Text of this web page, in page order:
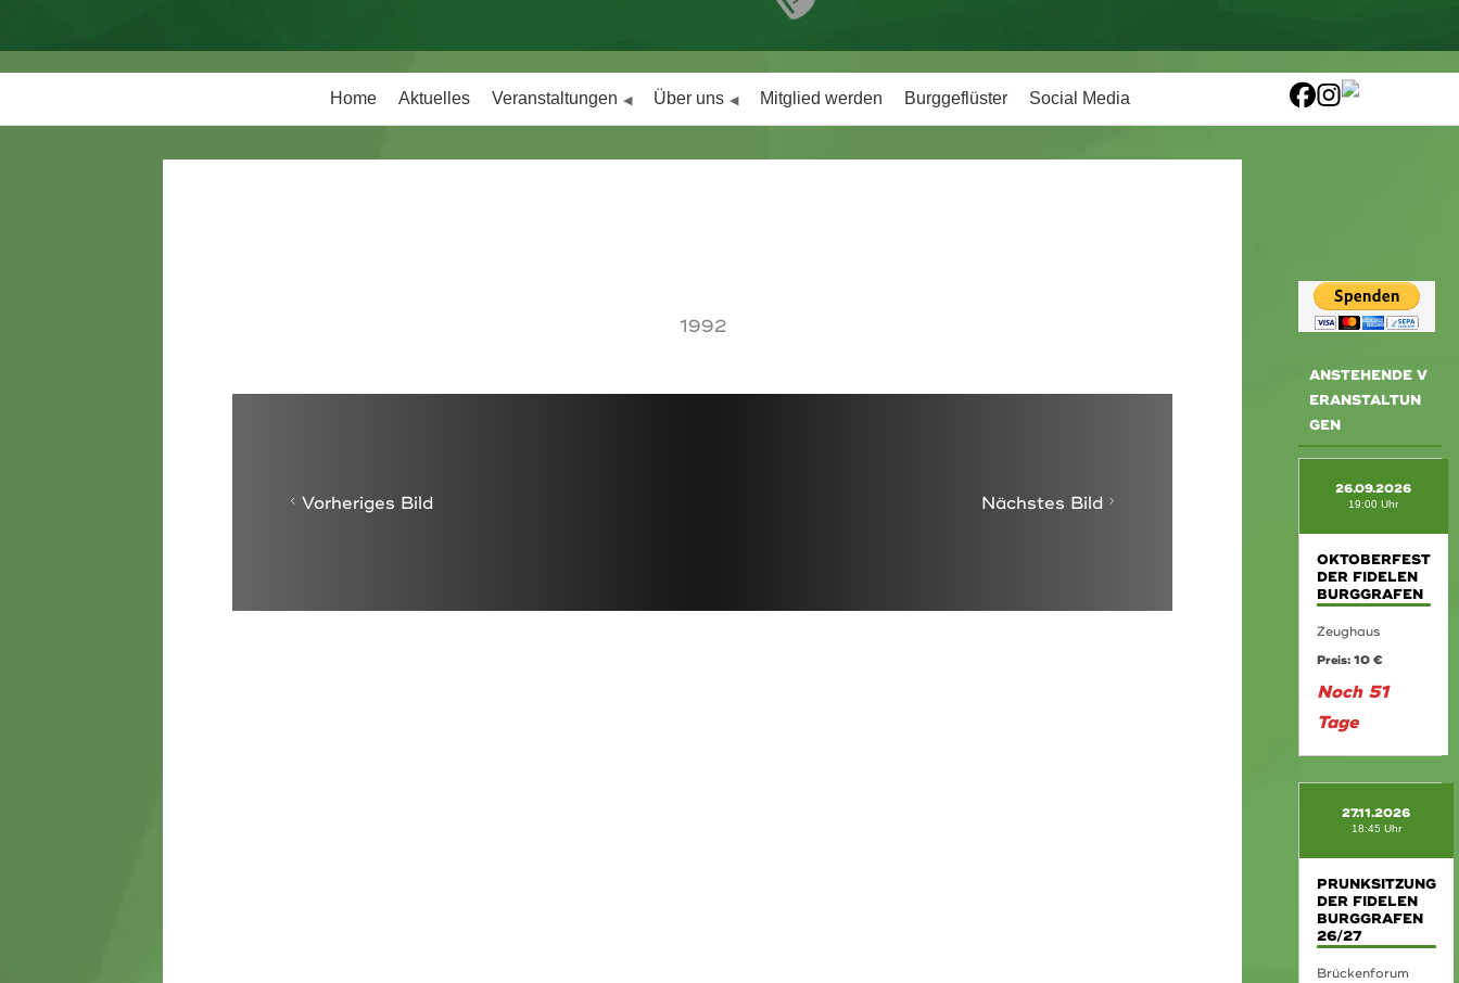
Home Aktuelles Veranstaltungen Über uns Mitglied werden Burggeflüster Social Media
1992
Vorheriges Bild Nächstes Bild
ANSTEHENDE V
ERANSTALTUN
GEN
26.09.2026
19:00 Uhr
OKTOBERFEST
DER FIDELEN
BURGGRAFEN
Zeughaus
Preis: 10 €
Noch 51
Tage
27.11.2026
18:45 Uhr
PRUNKSITZUNG
DER FIDELEN
BURGGRAFEN
26/27
Brückenforum